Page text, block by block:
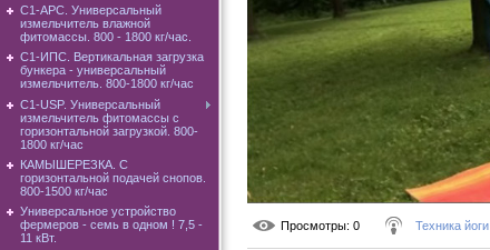
С1-АРС. Универсальный
измельчитель влажной
фитомассы. 800 - 1800 кг/час.
C1-ИПС. Вертикальная загрузка
бункера - универсальный
измельчитель. 800-1800 кг/час
С1-USP. Универсальный
измельчитель фитомассы с
горизонтальной загрузкой. 800-
1800 кг/час
КАМЫШЕРЕЗКА. С
горизонтальной подачей снопов.
800-1500 кг/час
Универсальное устройство
фермеров - семь в одном ! 7,5 -
11 кВт.
Просмотры: 0 Техника йоги